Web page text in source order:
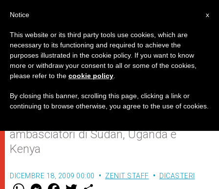
Il Papa invoca la fine delle
tragedie in Darfur e a Kampala
ambasciatori di Sudan, Uganda e
Kenya
DICEMBRE 18, 2009 00:00 ZENIT STAFF DICASTERI
W M F
x
Notice
This website or its third party tools use cookies, which are
necessary to its functioning and required to achieve the
purposes illustrated in the cookie policy. If you want to know
more or withdraw your consent to all or some of the cookies,
please refer to the cookie policy
By closing this banner, scrolling this page, clicking a link or
continuing to browse otherwise, you agree to the use of cookies.